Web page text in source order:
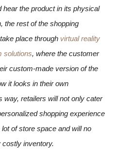
hear the product in its physical
the rest of the shopping
place through virtual reality
solutions, where the customer
custom-made version of the
it looks in their own
way, retailers will not only cater
shopping experience
of store space and will no
costly inventory.